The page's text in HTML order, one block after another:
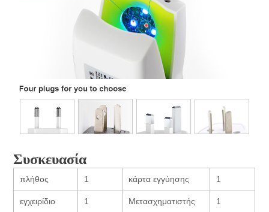
Συσκευασία
πλήθος 1 κάρτα εγγύησης 1
εγχειρίδιο
1
Μετασχηματιστής
1